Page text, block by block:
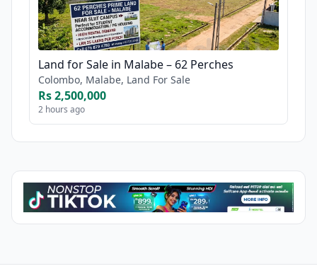
Land for Sale in Malabe – 62 Perches
Colombo, Malabe, Land For Sale
Rs 2,500,000
2 hours ago